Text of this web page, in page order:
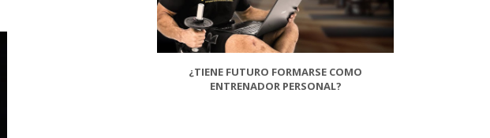
¿TIENE FUTURO FORMARSE COMO
ENTRENADOR PERSONAL?